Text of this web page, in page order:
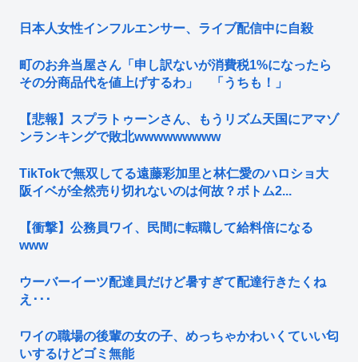
日本人女性インフルエンサー、ライブ配信中に自殺
町のお弁当屋さん「申し訳ないが消費税1%になったら
その分商品代を値上げするわ」 「うちも！」
【悲報】スプラトゥーンさん、もうリズム天国にアマゾ
ンランキングで敗北wwwwwwwww
TikTokで無双してる遠藤彩加里と林仁愛のハロショ大
阪イベが全然売り切れないのは何故？ボトム2...
【衝撃】公務員ワイ、民間に転職して給料倍になる
www
ウーバーイーツ配達員だけど暑すぎて配達行きたくね
え･･･
ワイの職場の後輩の女の子、めっちゃかわいくていい匂
いするけどゴミ無能